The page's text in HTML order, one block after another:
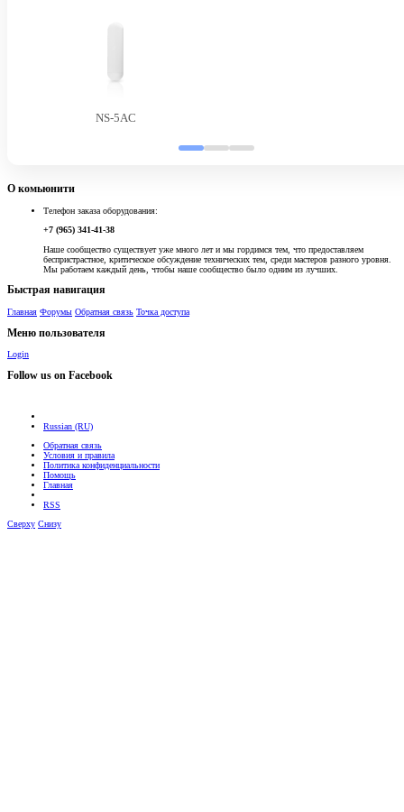
NS-5AC
О комьюнити
Телефон заказа оборудования:
+7 (965) 341-41-38
Наше сообщество существует уже много лет и мы гордимся тем, что предоставляем
беспристрастное, критическое обсуждение технических тем, среди мастеров разного уровня.
Мы работаем каждый день, чтобы наше сообщество было одним из лучших.
Быстрая навигация
Главная Форумы Обратная связь Точка доступа
Меню пользователя
Login
Follow us on Facebook
Russian (RU)
Обратная связь
Условия и правила
Политика конфиденциальности
Помощь
Главная
RSS
Сверху Снизу